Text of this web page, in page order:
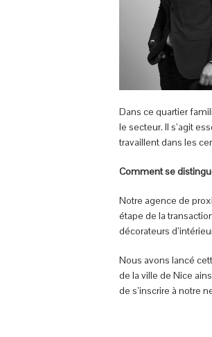
Dans ce quartier
le secteur. Il s’agit
travaillent dans les
Comment se
Notre agence de
étape de la
décorateurs
Nous avons lancé
de la ville de Nice
de s’inscrire à notre